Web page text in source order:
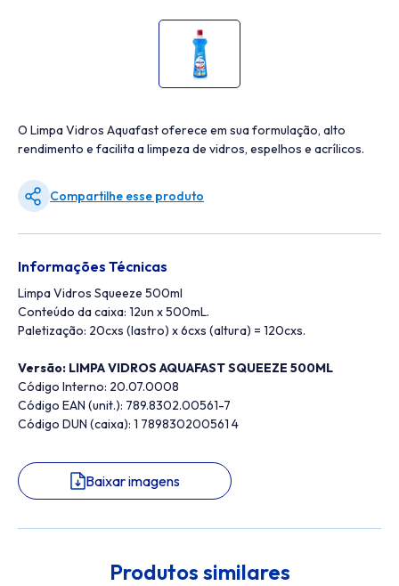
O Limpa Vidros Aquafast oferece em sua formulação, alto
rendimento e facilita a limpeza de vidros, espelhos e acrílicos.
Compartilhe esse produto
Informações Técnicas
Limpa Vidros Squeeze 500ml
Conteúdo da caixa: 12un x 500mL.
Paletização: 20cxs (lastro) x 6cxs (altura) = 120cxs.
Versão: LIMPA VIDROS AQUAFAST SQUEEZE 500ML
Código Interno: 20.07.0008
Código EAN (unit.): 789.8302.00561-7
Código DUN (caixa): 1 789830200561 4
Baixar imagens
Produtos similares